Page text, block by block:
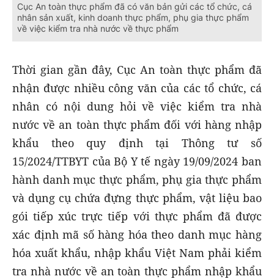
Cục An toàn thực phẩm đã có văn bản gửi các tổ chức, cá
nhân sản xuất, kinh doanh thực phẩm, phụ gia thực phẩm
về việc kiểm tra nhà nước về thực phẩm
Thời gian gần đây, Cục An toàn thực phẩm đã
nhận được nhiều công văn của các tổ chức, cá
nhân có nội dung hỏi về việc kiểm tra nhà
nước về an toàn thực phẩm đối với hàng nhập
khẩu theo quy định tại Thông tư số
15/2024/TTBYT của Bộ Y tế ngày 19/09/2024 ban
hành danh mục thực phẩm, phụ gia thực phẩm
và dụng cụ chứa đựng thực phẩm, vật liệu bao
gói tiếp xúc trực tiếp với thực phẩm đã được
xác định mã số hàng hóa theo danh mục hàng
hóa xuất khẩu, nhập khẩu Việt Nam phải kiểm
tra nhà nước về an toàn thực phẩm nhập khẩu